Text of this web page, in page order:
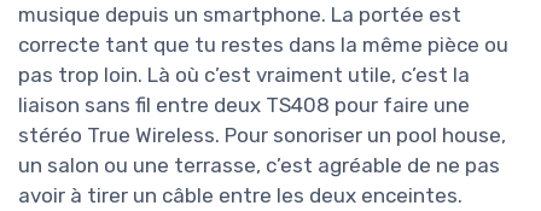
musique depuis un smartphone. La portée est
correcte tant que tu restes dans la même pièce ou
pas trop loin. Là où c’est vraiment utile, c’est la
liaison sans fil entre deux TS408 pour faire une
stéréo True Wireless. Pour sonoriser un pool house,
un salon ou une terrasse, c’est agréable de ne pas
avoir à tirer un câble entre les deux enceintes.